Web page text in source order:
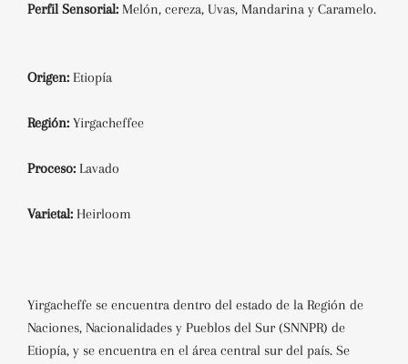
Perfil Sensorial: Melón, cereza, Uvas, Mandarina y Caramelo.
Origen: Etiopía
Región: Yirgacheffee
Proceso: Lavado
Varietal: Heirloom
Yirgacheffe se encuentra dentro del estado de la Región de
Naciones, Nacionalidades y Pueblos del Sur (SNNPR) de
Etiopía, y se encuentra en el área central sur del país. Se